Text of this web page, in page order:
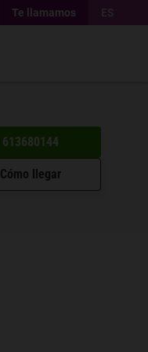
Te llamamos ES
613680144
Cómo llegar